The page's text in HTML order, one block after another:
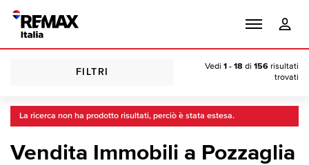
FILTRI
Vedi 1 - 18 di 156 risultati
trovati
La ricerca non ha prodotto risultati, perciò è stata estesa.
Vendita Immobili a Pozzaglia